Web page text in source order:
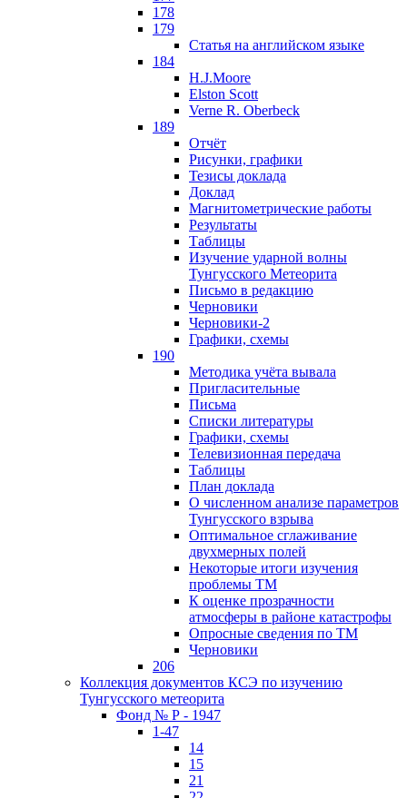
178
179
Статья на английском языке
184
H.J.Moore
Elston Scott
Verne R. Oberbeck
189
Отчёт
Рисунки, графики
Тезисы доклада
Доклад
Магнитометрические работы
Результаты
Таблицы
Изучение ударной волны
Тунгусского Метеорита
Письмо в редакцию
Черновики
Черновики-2
Графики, схемы
190
Методика учёта вывала
Пригласительные
Письма
Списки литературы
Графики, схемы
Телевизионная передача
Таблицы
План доклада
О численном анализе параметров
Тунгусского взрыва
Оптимальное сглаживание
двухмерных полей
Некоторые итоги изучения
проблемы ТМ
К оценке прозрачности
атмосферы в районе катастрофы
Опросные сведения по ТМ
Черновики
206
Коллекция документов КСЭ по изучению
Тунгусского метеорита
Фонд № Р - 1947
1-47
14
15
21